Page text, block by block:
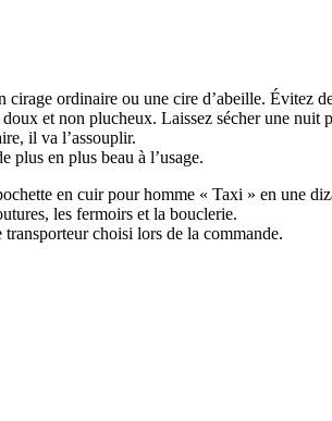
ordinaire ou une cire d’abeille. Évitez
et non plucheux. Laissez sécher une
il va l’assouplir.
plus en plus beau à l’usage.
en cuir pour homme « Taxi » en une
les fermoirs et la bouclerie.
choisi lors de la commande.